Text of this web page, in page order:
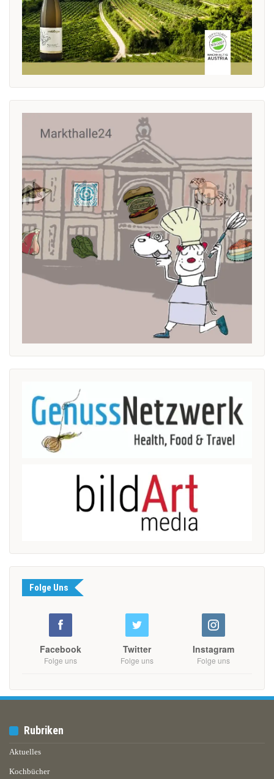
Folge Uns
Facebook
Folge uns
Twitter
Folge uns
Instagram
Folge uns
Rubriken
Aktuelles
Kochbücher